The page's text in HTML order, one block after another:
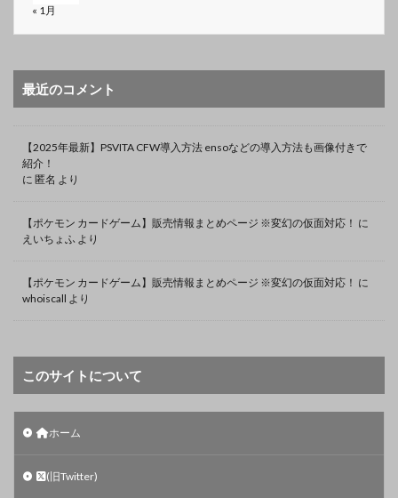
« 1月
最近のコメント
【2025年最新】PSVITA CFW導入方法 ensoなどの導入方法も画像付きで
紹介！
に 匿名 より
【ポケモン カードゲーム】販売情報まとめページ ※変幻の仮面対応！ に
えいちょふ より
【ポケモン カードゲーム】販売情報まとめページ ※変幻の仮面対応！ に
whoiscall より
このサイトについて
ホーム
(旧Twitter)